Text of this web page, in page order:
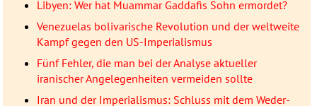
Libyen: Wer hat Muammar Gaddafis Sohn ermordet?
Venezuelas bolivarische Revolution und der weltweite
Kampf gegen den US-Imperialismus
Fünf Fehler, die man bei der Analyse aktueller
iranischer Angelegenheiten vermeiden sollte
Iran und der Imperialismus: Schluss mit dem Weder-